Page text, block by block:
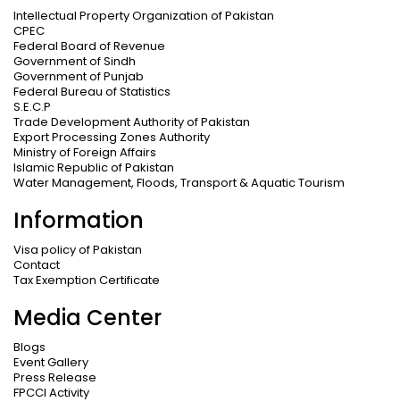
Intellectual Property Organization of Pakistan
CPEC
Federal Board of Revenue
Government of Sindh
Government of Punjab
Federal Bureau of Statistics
S.E.C.P
Trade Development Authority of Pakistan
Export Processing Zones Authority
Ministry of Foreign Affairs
Islamic Republic of Pakistan
Water Management, Floods, Transport & Aquatic Tourism
Information
Visa policy of Pakistan
Contact
Tax Exemption Certificate
Media Center
Blogs
Event Gallery
Press Release
FPCCI Activity